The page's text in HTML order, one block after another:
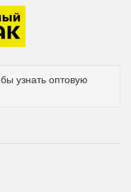
узнать оптовую